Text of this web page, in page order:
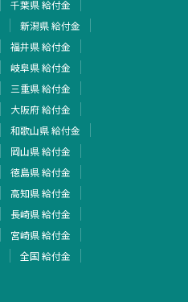
千葉県 給付金
新潟県 給付金
福井県 給付金
岐阜県 給付金
三重県 給付金
大阪府 給付金
和歌山県 給付金
岡山県 給付金
徳島県 給付金
高知県 給付金
長崎県 給付金
宮崎県 給付金
全国 給付金